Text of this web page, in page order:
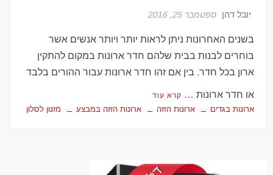
יובל דהן ספטמבר 25, 2016
בשנים האחרונות ניתן לראות יותר ויותר אנשים אשר
בוחרים לבנות בבית שלהם חדר ארונות במקום להתקין
ארון בכל חדר. בין אם זהו חדר ארונות עבור ההורים בלבד
או חדר ארונות … קרא עוד
ארונות בגדים ארונות הזזה ארונות הזזה במבצע מזנון לסלון